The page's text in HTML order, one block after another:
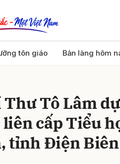
tôn giáo Bản làng hôm
Tô Lâm
cấp Tiểu
tỉnh Điện Biên
Gửi bình luận